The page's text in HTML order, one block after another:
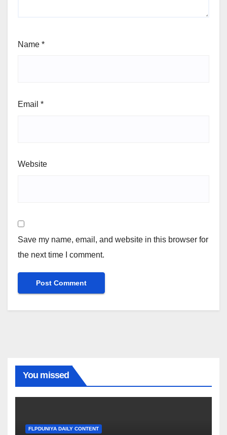
Name *
Email *
Website
Save my name, email, and website in this browser for
the next time I comment.
You missed
FLPDUNIYA DAILY CONTENT